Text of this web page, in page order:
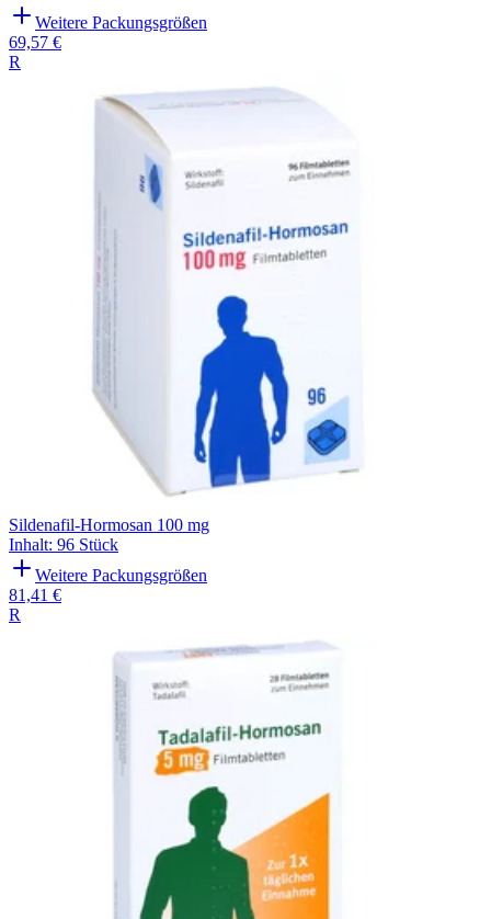
Weitere Packungsgrößen
69,57 €
R
Sildenafil-Hormosan 100 mg
Inhalt: 96 Stück
Weitere Packungsgrößen
81,41 €
R